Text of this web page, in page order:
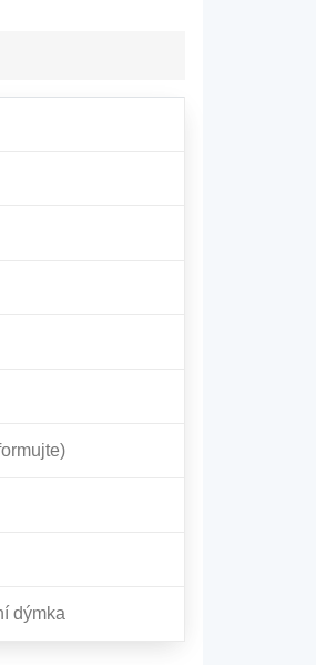
dýmka